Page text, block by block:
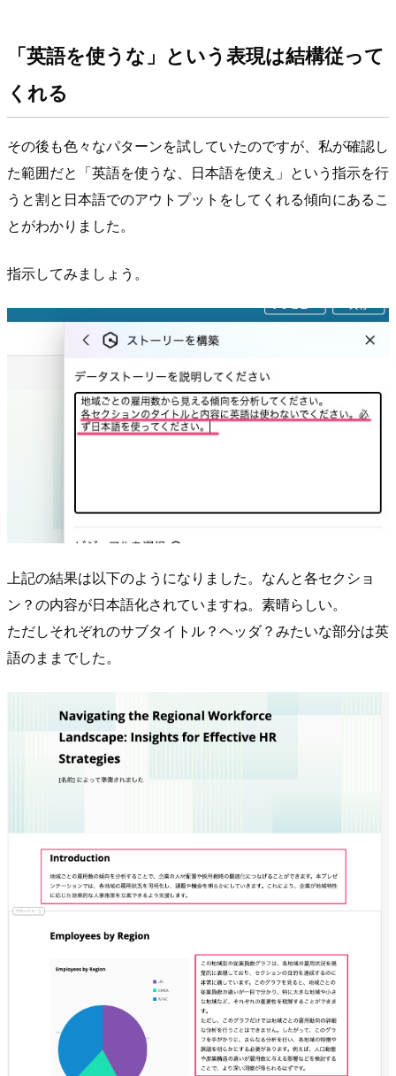
「英語を使うな」という表現は結構従って
くれる
その後も色々なパターンを試していたのですが、私が確認し
た範囲だと「英語を使うな、日本語を使え」という指示を行
うと割と日本語でのアウトプットをしてくれる傾向にあるこ
とがわかりました。
指示してみましょう。
上記の結果は以下のようになりました。なんと各セクショ
ン？の内容が日本語化されていますね。素晴らしい。
ただしそれぞれのサブタイトル？ヘッダ？みたいな部分は英
語のままでした。